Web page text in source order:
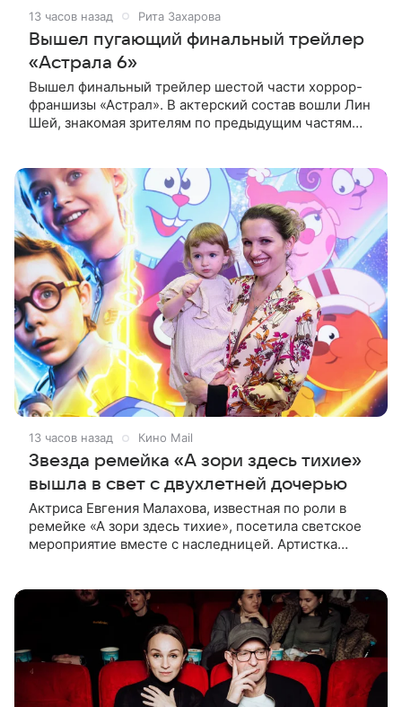
13 часов назад Рита Захарова
Вышел пугающий финальный трейлер
«Астрала 6»
Вышел финальный трейлер шестой части хоррор-
франшизы «Астрал». В актерский состав вошли Лин
Шей, знакомая зрителям по предыдущим частям
13 часов назад Кино Mail
Звезда ремейка «А зори здесь тихие»
вышла в свет с двухлетней дочерью
Актриса Евгения Малахова, известная по роли в
ремейке «А зори здесь тихие», посетила светское
мероприятие вместе с наследницей. Артистка